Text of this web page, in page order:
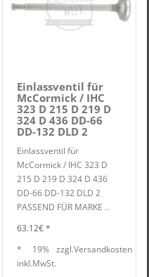
Einlassventil für
McCormick / IHC
323 D 215 D 219 D
324 D 436 DD-66
DD-132 DLD 2
Einlassventil für
McCormick / IHC 323 D
215 D 219 D 324 D 436
DD-66 DD-132 DLD 2
PASSEND FÜR MARKE ..
63.12€ *
*
inkl.
19%
MwSt.
zzgl.Versandkosten